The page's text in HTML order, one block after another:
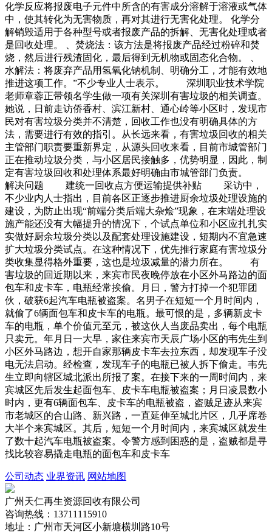
化学反应将报废电子元件中所含的有害成分溶解于溶液或气体
中，使其转化为无害物质，再对其进行无害化处理。 化学分
解销毁适用于各种型号或者报废产品的拆解、无害化处理或者
是回收处理。 、焚烧法：该方法是将报废产品经过粉碎和焚
烧，然后进行残渣固化，最后得到无机物或固态化合物。 、
水解法：将废弃产品用氢氧化钠机制、明确分工，才能有效地
推进这项工作。”不少专业人士表示。 深圳职业技术学院
老师章蓉正带领名学生做一项有关深圳有害垃圾的相关调查。
她说，日前走访侨香村、滨江新村、通心岭等小区时，发现市
民对有害垃圾分类并不清楚，回收工作也没有明确具体的方
法，需要进行有效的指引。从长远来看，有害垃圾回收的相关
主管部门职责要重新界定，从源头回收来看，目前市城管部门
正在推动垃圾分类，与小区居民接触多，优势明显，因此，制
定有害垃圾回收和处理体系最好明确由市城管部门负责。
解决问题 建统一回收点方便运输提供补贴 采访中，
不少业内人士指出，目前各区正逐步推进厨余垃圾处理设施的
建设，为防止出现“前端分类后端大杂烩”现象，在末端处理设
施产能还没有大幅提升的情况下，个试点单位和小区应扎扎实
实做好厨余垃圾分类以及配套处理设施建设，短期内不宜急速
扩大垃圾分类试点。在这种情况下，优先推行家庭有害垃圾分
类收集显得格外重要，这也是垃圾减量的潜力所在。 有
害垃圾的回近期以来，来宾市民夜晚停放在小区外马路边的面
包车和皮卡车，电瓶经常挨偷。月日，警方打掉一个犯罪团
伙，破获6起汽车电瓶被盗案。名男子在短短一个月时间内，
就偷了6辆面包车和皮卡车的电瓶。最可恨的是，多辆新皮卡
车的电瓶，单个价值元至元，被这伙人当废品卖出，每个电瓶
只卖元。年月日一大早，家住来宾市天辰广场小区的韦先生到
小区外马路边，想开自家那辆皮卡车去拉东西，却发现车子没
电无法启动。经检查，发现车子的电瓶已被人拆下偷走。韦先
生立即向辖区城北派出所报了案。在接下来的一周时间内，来
宾城区先后发生起面包车、皮卡车电瓶被盗案；月日凌晨数小
时内，更有6辆面包车、皮卡车的电瓶被盗，盗贼足迹从来宾
市老城区的合山路、新兴路，一直延伸至城北片区，几乎席卷
大半个来宾城区。其后，短短一个月时间内，来宾城区就发生
了数十起汽车电瓶被盗案。令警方感到困惑的是，盗贼都是寻
找比较容易撬走电瓶的面包车和皮卡车
公司动态 业界资讯 网站地图
广州天仁再生资源回收有限公司
咨询热线：13711115910
地址：广州市天河区小新塘横圳路10号